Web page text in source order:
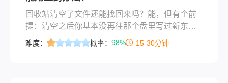
人。
回收站清空了文件还能找回来吗？能，但有个前
提：清空之后你基本没再往那个盘里写过新东
西。回收站清空只是把文件标记成「可覆盖」，
难度： 概率： 98% 15-30分钟